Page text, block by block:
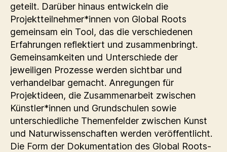
geteilt. Darüber hinaus entwickeln die
Projektteilnehmer*innen von Global Roots
gemeinsam ein Tool, das die verschiedenen
Erfahrungen reflektiert und zusammenbringt.
Gemeinsamkeiten und Unterschiede der
jeweiligen Prozesse werden sichtbar und
verhandelbar gemacht. Anregungen für
Projektideen, die Zusammenarbeit zwischen
Künstler*innen und Grundschulen sowie
unterschiedliche Themenfelder zwischen Kunst
und Naturwissenschaften werden veröffentlicht.
Die Form der Dokumentation des Global Roots-